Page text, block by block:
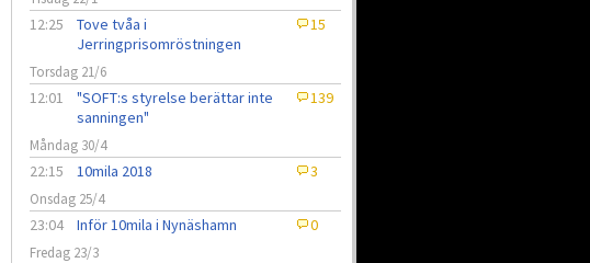
12:25
Tove tvåa i
Jerringprisomröstningen
15
Torsdag 21/6
12:01
"SOFT:s styrelse berättar inte
sanningen"
139
Måndag 30/4
22:15 10mila 2018 3
Onsdag 25/4
23:04 Inför 10mila i Nynäshamn 0
Fredag 23/3